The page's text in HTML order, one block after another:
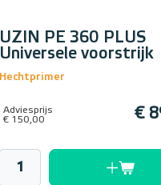
UZIN PE 360 PLUS
Universele voorstrijk
Hechtprimer
Adviesprijs
€ 150,00
€